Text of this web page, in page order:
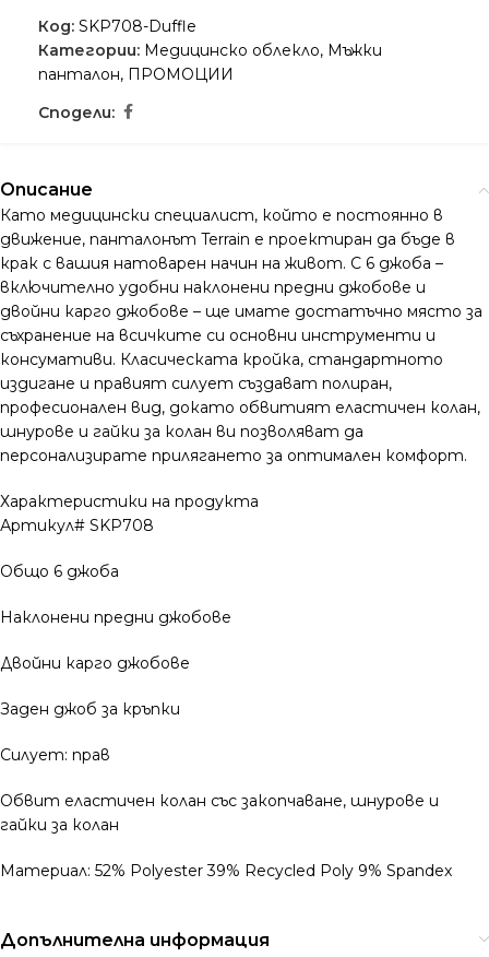
Код: SKP708-Duffle
Категории: Медицинско облекло, Мъжки
панталон, ПРОМОЦИИ
Сподели:
Описание
Като медицински специалист, който е постоянно в
движение, панталонът Terrain е проектиран да бъде в
крак с вашия натоварен начин на живот. С 6 джоба –
включително удобни наклонени предни джобове и
двойни карго джобове – ще имате достатъчно място за
съхранение на всичките си основни инструменти и
консумативи. Класическата кройка, стандартното
издигане и правият силует създават полиран,
професионален вид, докато обвитият еластичен колан,
шнурове и гайки за колан ви позволяват да
персонализирате прилягането за оптимален комфорт.
Характеристики на продукта
Артикул# SKP708
Общо 6 джоба
Наклонени предни джобове
Двойни карго джобове
Заден джоб за кръпки
Силует: прав
Обвит еластичен колан със закопчаване, шнурове и
гайки за колан
Материал: 52% Polyester 39% Recycled Poly 9% Spandex
Допълнителна информация